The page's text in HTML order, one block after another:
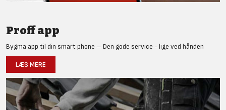
Proff app
Bygma app til din smart phone – Den gode service - lige ved hånden
LÆS MERE